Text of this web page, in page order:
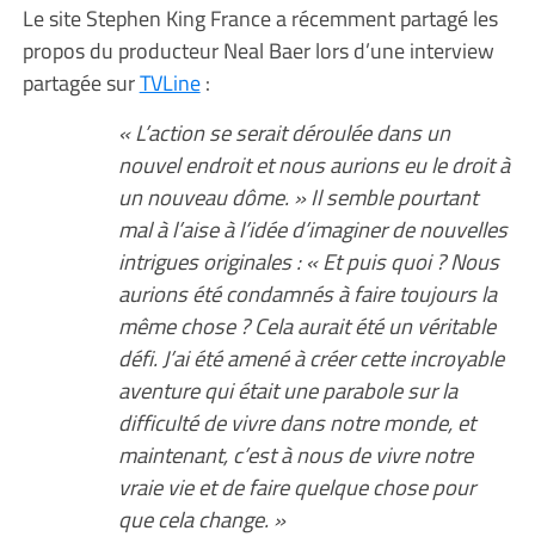
Le site Stephen King France a récemment partagé les
propos du producteur Neal Baer lors d’une interview
partagée surTVLine:
« L’action se serait déroulée dans un
nouvel endroit et nous aurions eu le droit à
un nouveau dôme. » Il semble pourtant
mal à l’aise à l’idée d’imaginer de nouvelles
intrigues originales : « Et puis quoi ? Nous
aurions été condamnés à faire toujours la
même chose ? Cela aurait été un véritable
défi. J’ai été amené à créer cette incroyable
aventure qui était une parabole sur la
difficulté de vivre dans notre monde, et
maintenant, c’est à nous de vivre notre
vraie vie et de faire quelque chose pour
que cela change. »